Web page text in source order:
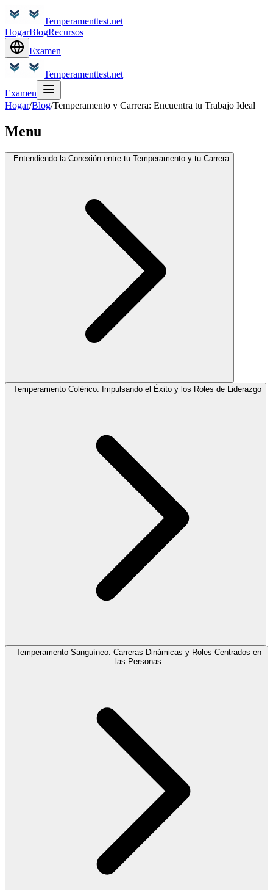
Temperamenttest.net
HogarBlogRecursos
Examen
Temperamenttest.net
Examen
Hogar/Blog/Temperamento y Carrera: Encuentra tu Trabajo Ideal
Menu
Entendiendo la Conexión entre tu Temperamento y tu Carrera
Temperamento Colérico: Impulsando el Éxito y los Roles de Liderazgo
Temperamento Sanguíneo: Carreras Dinámicas y Roles Centrados en
las Personas